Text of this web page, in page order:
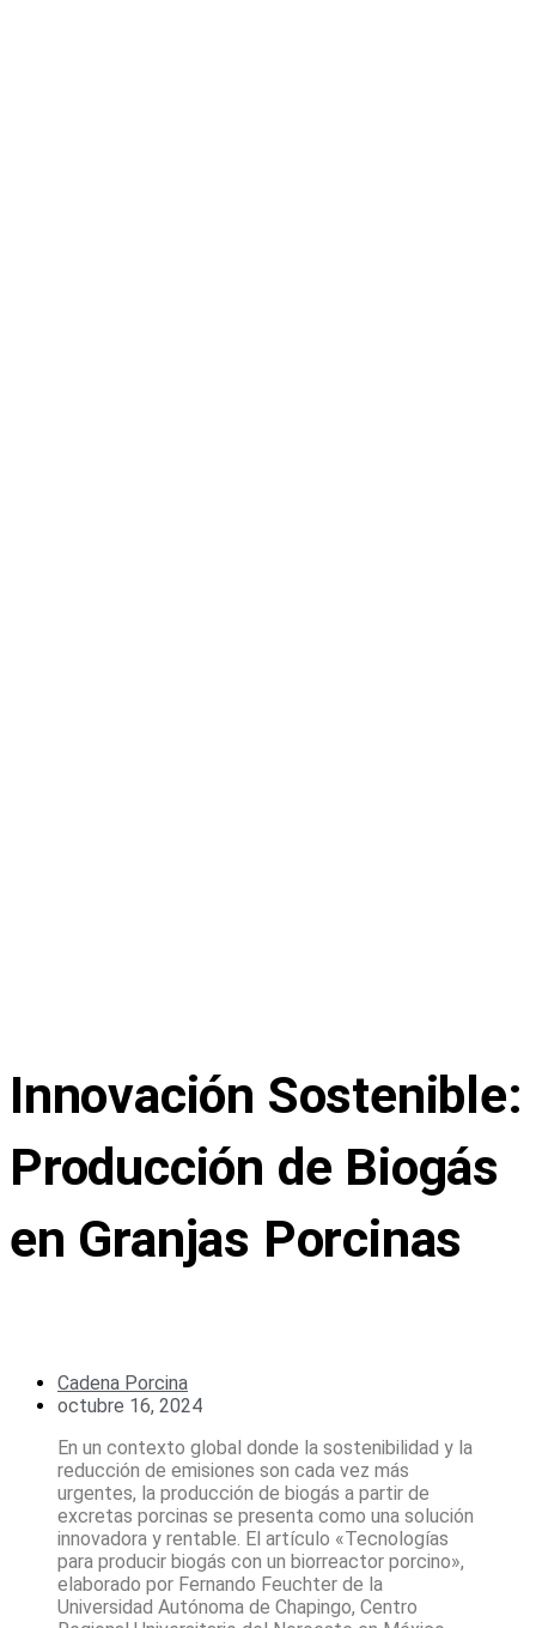
Innovación Sostenible:
Producción de Biogás
en Granjas Porcinas
Cadena Porcina
octubre 16, 2024
En un contexto global donde la sostenibilidad y la
reducción de emisiones son cada vez más
urgentes, la producción de biogás a partir de
excretas porcinas se presenta como una solución
innovadora y rentable. El artículo «Tecnologías
para producir biogás con un biorreactor porcino»,
elaborado por Fernando Feuchter de la
Universidad Autónoma de Chapingo, Centro